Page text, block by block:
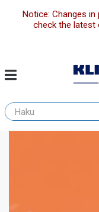
Notice: Changes
check the latest